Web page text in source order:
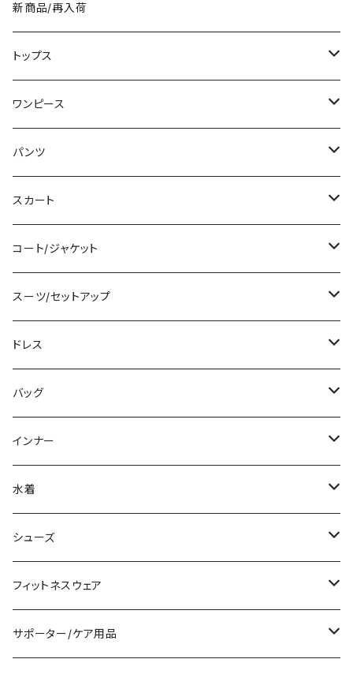
新商品/再入荷
トップス
Tシャツ/カットソー
タンクトップ/キャミソール
シャツ/ブラウス
ベアトップ/チューブトップ
カーディガン/ボレロ
ニット/セーター
パーカー
スウェット/トレーナー
その他
ワンピース
ミニ/ショート
ミディアム/ミモレ
ロング/マキシ
袖付き
ノースリーブ
その他
チュニック
パンツ
ショート丈
クロップド丈
ロング丈
デニム
レギンス
その他
オールインワン
スカート
ミニ/ショート
ミディアム/ミモレ
ロング
その他
コート/ジャケット
コート
ジャケット
その他
スーツ/セットアップ
パンツスーツ
スカートスーツ
その他
ドレス
ミニ/ショート
ミディアム/ミモレ
ロング/マキシ
袖付き
ノースリーブ
パンツドレス
バッグ
サブバッグ
クラッチバッグ
フォーマルバッグ
カジュアルバッグ
バックパック
インナー
ブラ/ブラトップ/ベアトップ
ショーツ
タンクトップ/キャミソール
半袖/5分
水着
タンキニ
バンドゥビキニ
ワンピース
シューズ
スニーカー
ブーツ
フィットネスウェア
セット販売
サポーター/ケア用品